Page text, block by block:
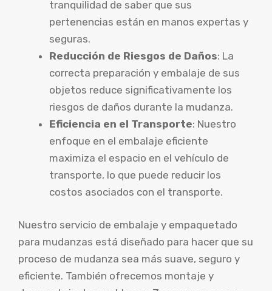
tranquilidad de saber que sus
pertenencias están en manos expertas y
seguras.
Reducción de Riesgos de Daños: La
correcta preparación y embalaje de sus
objetos reduce significativamente los
riesgos de daños durante la mudanza.
Eficiencia en el Transporte: Nuestro
enfoque en el embalaje eficiente
maximiza el espacio en el vehículo de
transporte, lo que puede reducir los
costos asociados con el transporte.
Nuestro servicio de embalaje y empaquetado
para mudanzas está diseñado para hacer que su
proceso de mudanza sea más suave, seguro y
eficiente. También ofrecemos montaje y